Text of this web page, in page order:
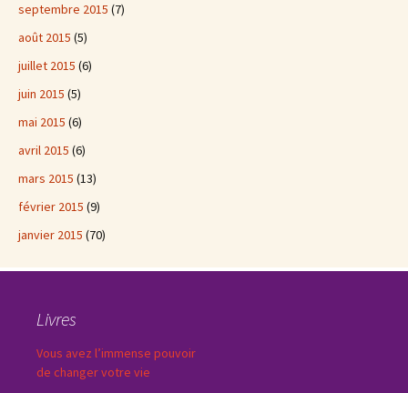
septembre 2015 (7)
août 2015 (5)
juillet 2015 (6)
juin 2015 (5)
mai 2015 (6)
avril 2015 (6)
mars 2015 (13)
février 2015 (9)
janvier 2015 (70)
Livres
Vous avez l’immense pouvoir
de changer votre vie